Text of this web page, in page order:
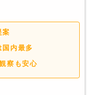
案
国内最多
察も安心